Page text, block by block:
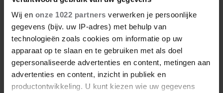
Wij en onze 1022 partners verwerken je persoonlijke
gegevens (bijv. uw IP-adres) met behulp van
technologieën zoals cookies om informatie op uw
apparaat op te slaan en te gebruiken met als doel
gepersonaliseerde advertenties en content, metingen aan
advertenties en content, inzicht in publiek en
productontwikkeling. U kunt kiezen wie uw gegevens